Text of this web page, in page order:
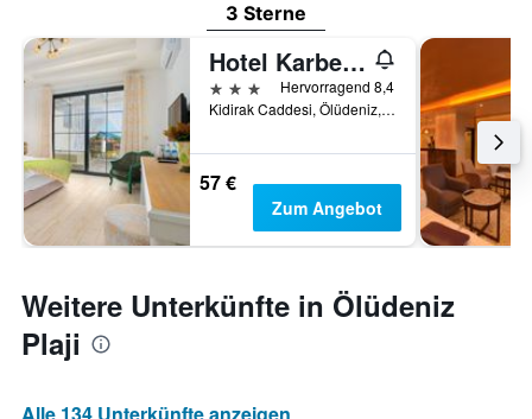
3 Sterne
Hotel Karbelsun
3 Sterne
Hervorragend 8,4
Kidirak Caddesi, Ölüdeniz, Türkei
57 €
Zum Angebot
Weitere Unterkünfte in Ölüdeniz
Plaji